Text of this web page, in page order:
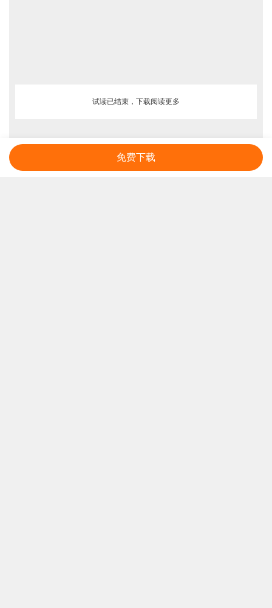
试读已结束，下载阅读更多
免费下载